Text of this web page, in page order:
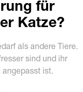
für
Katze?
als andere Tiere.
sind und ihr
ist.